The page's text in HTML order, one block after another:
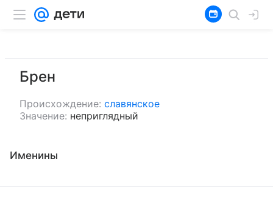
Брен
Происхождение: славянское
Значение: неприглядный
Именины